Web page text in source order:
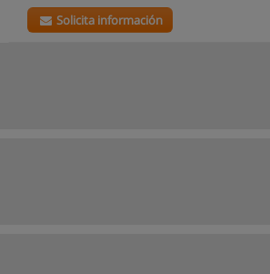
Solicita información